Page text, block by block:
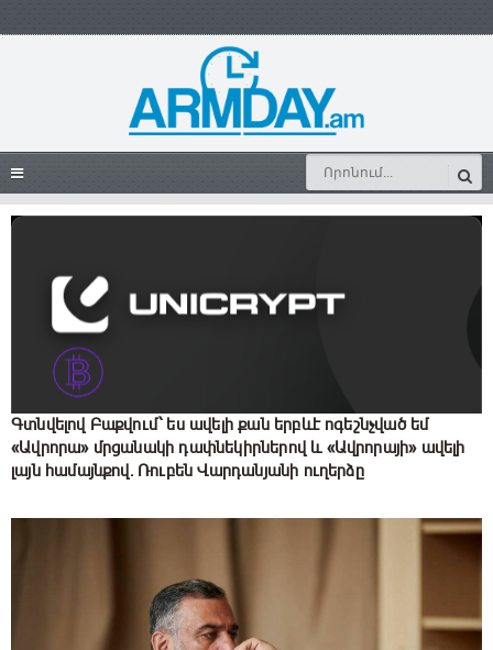
Գտնվելով Բաքվում՝ ես ավելի քան երբևէ ոգեշնչված եմ
«Ավրորա» մրցանակի դափնեկիրներով և «Ավրորայի» ավելի
լայն համայնքով. Ռուբեն Վարդանյանի ուղերձը